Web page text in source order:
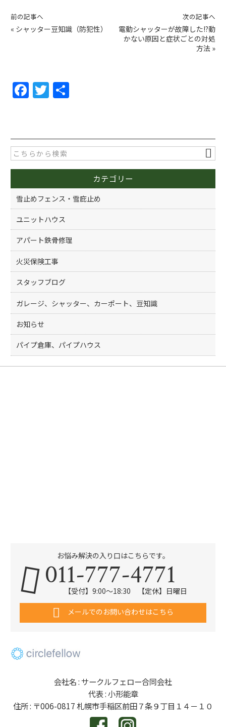
前の記事へ
« シャッター豆知識（防犯性）
次の記事へ
電動シャッターが故障した!?動
かない原因と症状ごとの対処
方法 »
F
a
e
b
o
o
k
T
w
er
カテゴリー
雪止めフェンス・雪庇止め
ユニットハウス
アパート鉄骨修理
火災保険工事
スタッフブログ
ガレージ、シャッター、カーポート、豆知識
お知らせ
パイプ倉庫、パイプハウス
会社名 : サークルフェロー合同会社
代表 : 小形能章
住所 : 〒006-0817 札幌市手稲区前田７条９丁目１４－１０
お悩み解決の入り口はこちらです。
011-777-4771
【受付】9:00～18:30 【定休】日曜日
メールでのお問い合わせはこちら